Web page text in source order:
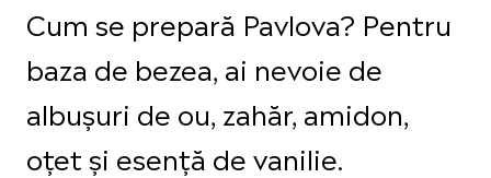
Cum se prepară Pavlova? Pentru
baza de bezea, ai nevoie de
albușuri de ou, zahăr, amidon,
oțet și esență de vanilie.